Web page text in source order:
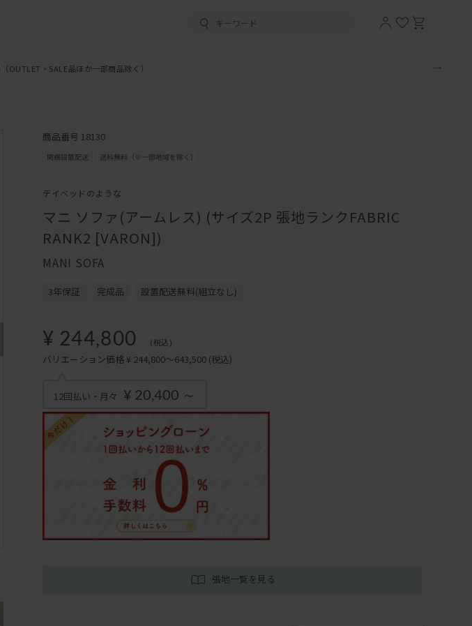
（OUTLET・SALE品ほか一部商品除く）
商品番号 18130
デイベッドのような
マニ ソファ(アームレス) (サイズ2P 張地ランクFABRIC
RANK2 [VARON])
MANI SOFA
3年保証 完成品 設置配送無料(組立なし)
¥ 244,800 (税込)
バリエーション価格 ¥ 244,800～643,500 (税込)
12回払い・月々 ¥ 20,400 ～
張地一覧を見る